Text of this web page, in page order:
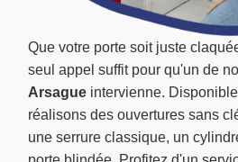
Que votre porte soit juste
seul appel suffit pour qu'un de
Arsague intervienne.
réalisons des ouvertures sans
une serrure classique, un